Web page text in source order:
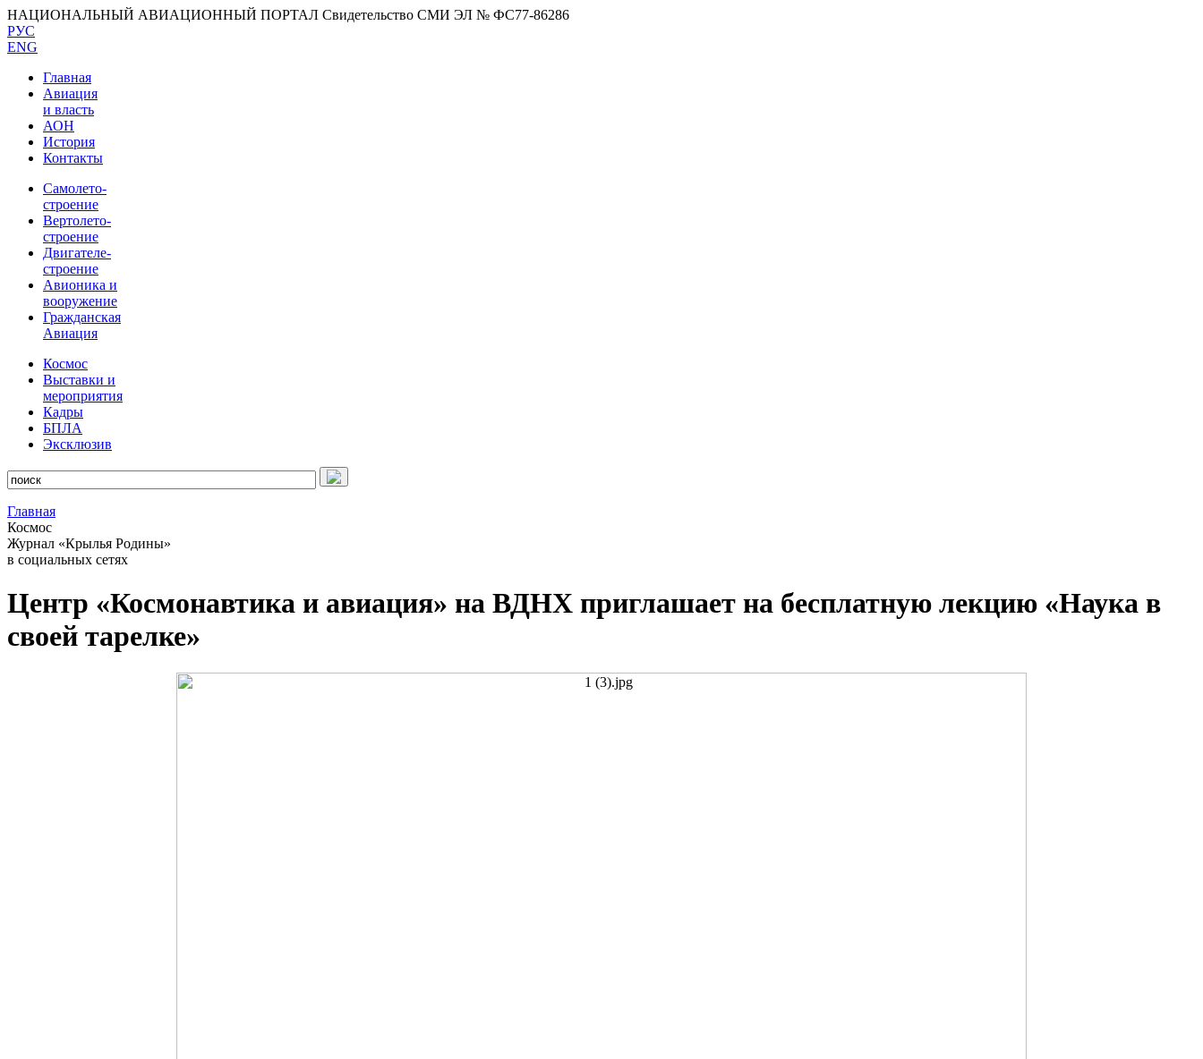
НАЦИОНАЛЬНЫЙ АВИАЦИОННЫЙ ПОРТАЛ Свидетельство СМИ ЭЛ № ФС77-86286
РУС
ENG
Главная
Авиация
и власть
АОН
История
Контакты
Самолето-
строение
Вертолето-
строение
Двигателе-
строение
Авионика и
вооружение
Гражданская
Авиация
Космос
Выставки и
мероприятия
Кадры
БПЛА
Эксклюзив
Главная
Космос
Журнал «Крылья Родины»
в социальных сетях
Центр «Космонавтика и авиация» на ВДНХ приглашает на бесплатную лекцию «Наука в
своей тарелке»